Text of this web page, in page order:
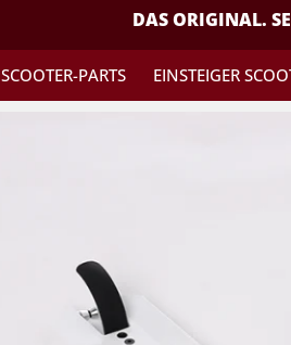
DAS ORIGINAL.
SCOOTER-PARTS EINSTEIGER